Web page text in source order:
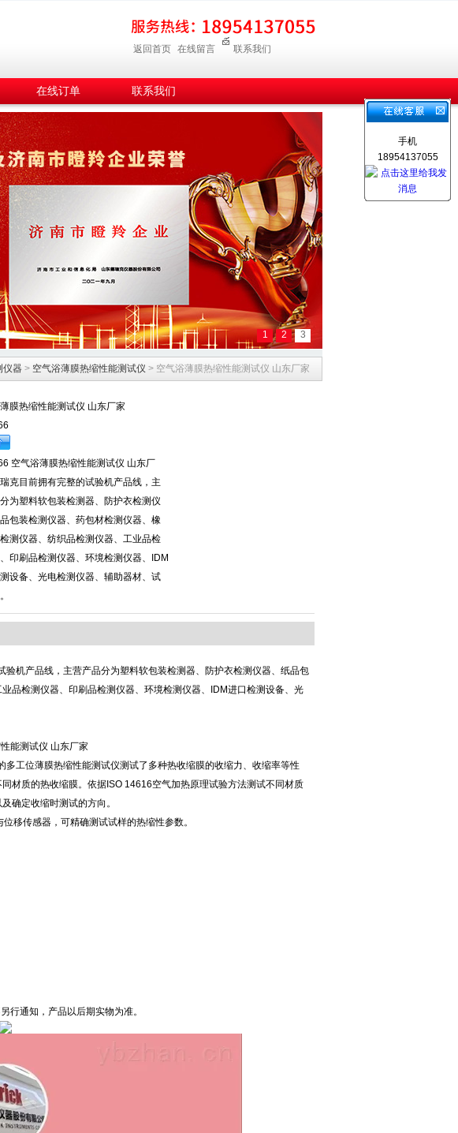
返回首页 在线留言 联系我们
在线订单 联系我们
1 2 3
仪器 > 空气浴薄膜热缩性能测试仪 > 空气浴薄膜热缩性能测试仪 山东厂家
膜热缩性能测试仪 山东厂家
空气浴薄膜热缩性能测试仪 山东厂
克目前拥有完整的试验机产品线，主
为塑料软包装检测器、防护衣检测仪
包装检测仪器、药包材检测仪器、橡
测仪器、纺织品检测仪器、工业品检
印刷品检测仪器、环境检测仪器、IDM
设备、光电检测仪器、辅助器材、试
验机产品线，主营产品分为塑料软包装检测器、防护衣检测仪器、纸品包
品检测仪器、印刷品检测仪器、环境检测仪器、IDM进口检测设备、光
多工位薄膜热缩性能测试仪测试了多种热收缩膜的收缩力、收缩率等性
材质的热收缩膜。依据ISO 14616空气加热原理试验方法测试不同材质
确定收缩时测试的方向。
移传感器，可精确测试试样的热缩性参数。
行通知，产品以后期实物为准。
手机
18954137055